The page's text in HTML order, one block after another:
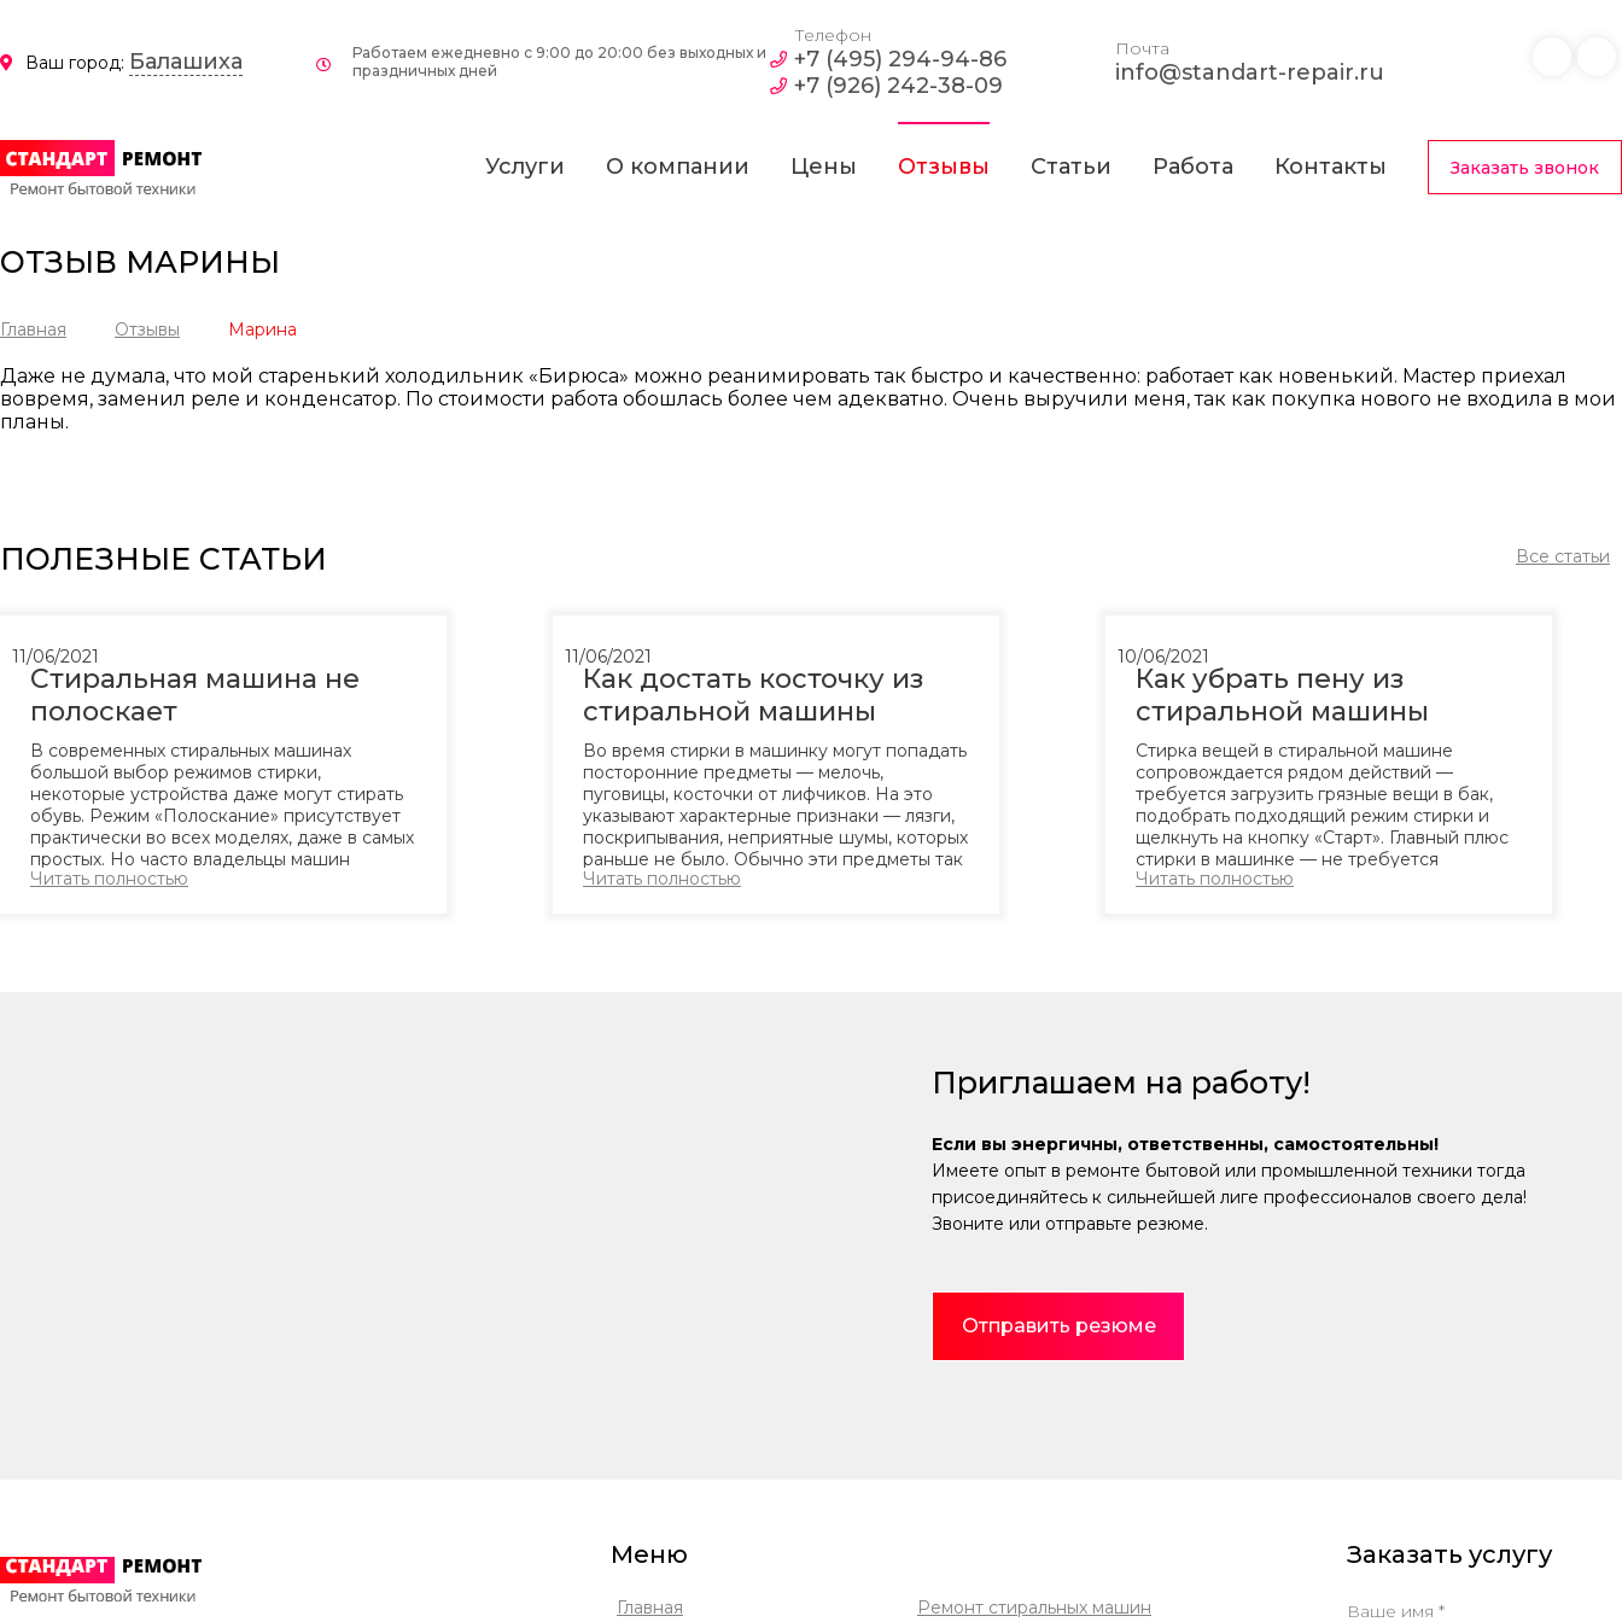
Ваш город: Балашиха
Работаем ежедневно c 9:00 до 20:00 без выходных и
праздничных дней
Телефон
+7 (495) 294-94-86
+7 (926) 242-38-09
Почта
info@standart-repair.ru
Услуги О компании Цены Отзывы Статьи Работа Контакты Заказать звонок
ОТЗЫВ МАРИНЫ
Главная Отзывы Марина
Даже не думала, что мой старенький холодильник «Бирюса» можно реанимировать так быстро и качественно: работает как новенький. Мастер приехал
вовремя, заменил реле и конденсатор. По стоимости работа обошлась более чем адекватно. Очень выручили меня, так как покупка нового не входила в мои
планы.
ПОЛЕЗНЫЕ СТАТЬИ Все статьи
11/06/2021
Стиральная машина не
полоскает
В современных стиральных машинах
большой выбор режимов стирки,
некоторые устройства даже могут стирать
обувь. Режим «Полоскание» присутствует
практически во всех моделях, даже в самых
простых. Но часто владельцы машин
сталкиваются с тем, что полоскание не
Читать полностью
11/06/2021
Как достать косточку из
стиральной машины
Во время стирки в машинку могут попадать
посторонние предметы — мелочь,
пуговицы, косточки от лифчиков. На это
указывают характерные признаки — лязги,
поскрипывания, неприятные шумы, которых
раньше не было. Обычно эти предметы так
и остаются в барабане, их достаточно
Читать полностью
10/06/2021
Как убрать пену из
стиральной машины
Стирка вещей в стиральной машине
сопровождается рядом действий —
требуется загрузить грязные вещи в бак,
подобрать подходящий режим стирки и
щелкнуть на кнопку «Старт». Главный плюс
стирки в машинке — не требуется
контролировать процесс, можно
Читать полностью
Приглашаем на работу!
Если вы энергичны, ответственны, самостоятельны!
Имеете опыт в ремонте бытовой или промышленной техники тогда
присоединяйтесь к сильнейшей лиге профессионалов своего дела!
Звоните или отправьте резюме.
Отправить резюме
Меню
Главная Ремонт стиральных машин
Заказать услугу